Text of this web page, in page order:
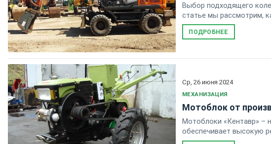
Выбор подходящего
статье мы рассмотрим,
ПОДРОБНЕЕ
Ср, 26 июня 2024
МЕХАНИЗАЦИЯ
Мотоблок от
Мотоблоки «Кентавр» –
обеспечивает высокую